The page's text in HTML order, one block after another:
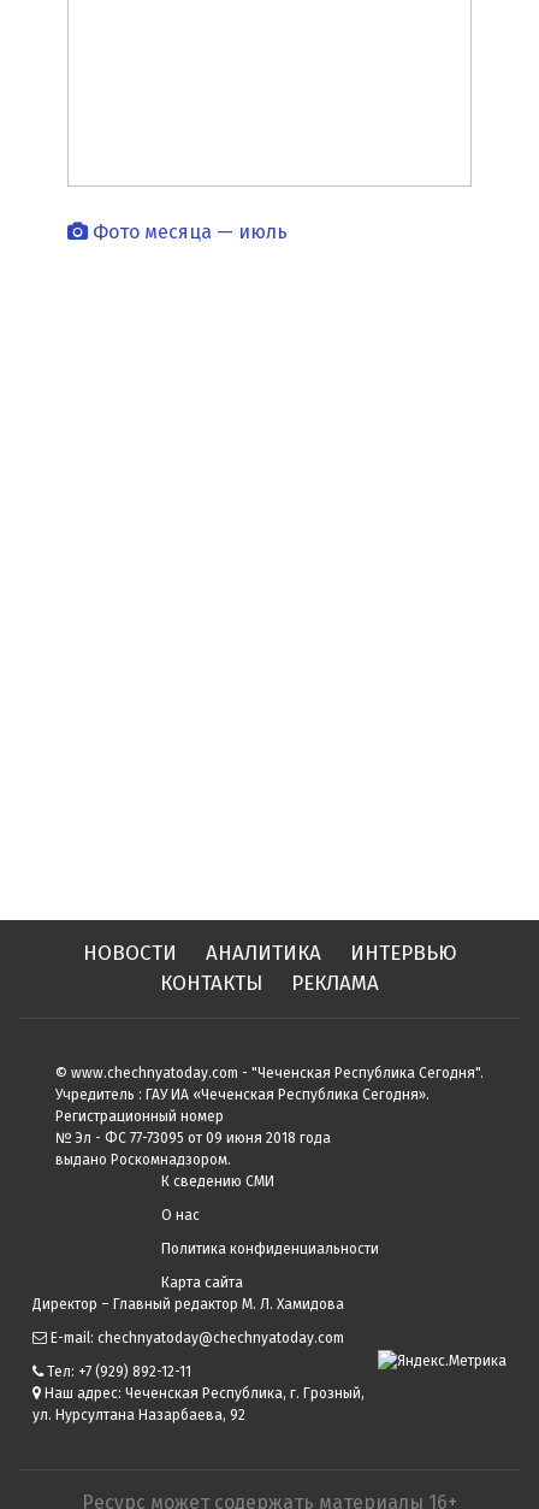
Фото месяца — июль
НОВОСТИ АНАЛИТИКА
ИНТЕРВЬЮ
КОНТАКТЫ
РЕКЛАМА
© www.chechnyatoday.com - "Чеченcкая Республика Сегодня".
Учредитель : ГАУ ИА «Чеченская Республика Сегодня».
Регистрационный номер
№ Эл - ФС 77-73095 от 09 июня 2018 года
выдано Роскомнадзором.
К сведению СМИ
О нас
Политика конфиденциальности
Карта сайта
Директор – Главный редактор М. Л. Хамидова
E-mail: chechnyatoday@chechnyatoday.com
Тел: +7 (929) 892-12-11
Наш адрес: Чеченская Республика, г. Грозный,
ул. Нурсултана Назарбаева, 92
Ресурс может содержать материалы 16+